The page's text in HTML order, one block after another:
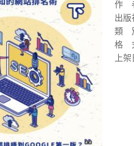
作
出版
類
格
上架